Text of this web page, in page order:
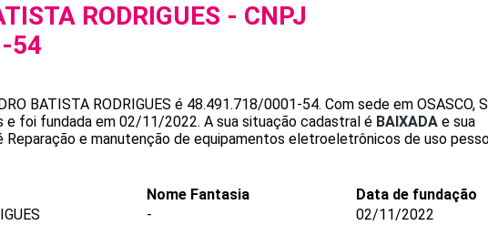
RODRIGUES - CNPJ
54
BATISTA RODRIGUES é 48.491.718/0001-54. Com sede em OSASCO,
e foi fundada em 02/11/2022. A sua situação cadastral é BAIXADA e sua
Reparação e manutenção de equipamentos eletroeletrônicos de uso
Nome Fantasia
-
Data de fundação
02/11/2022